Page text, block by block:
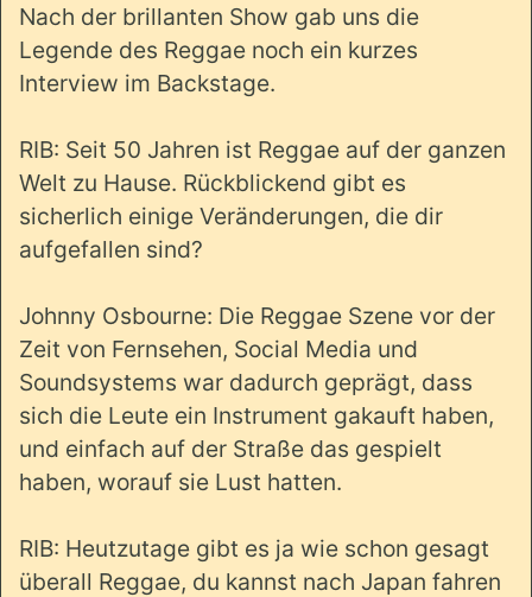
Nach der brillanten Show gab uns die
Legende des Reggae noch ein kurzes
Interview im Backstage.
RIB: Seit 50 Jahren ist Reggae auf der ganzen
Welt zu Hause. Rückblickend gibt es
sicherlich einige Veränderungen, die dir
aufgefallen sind?
Johnny Osbourne: Die Reggae Szene vor der
Zeit von Fernsehen, Social Media und
Soundsystems war dadurch geprägt, dass
sich die Leute ein Instrument gakauft haben,
und einfach auf der Straße das gespielt
haben, worauf sie Lust hatten.
RIB: Heutzutage gibt es ja wie schon gesagt
überall Reggae, du kannst nach Japan fahren